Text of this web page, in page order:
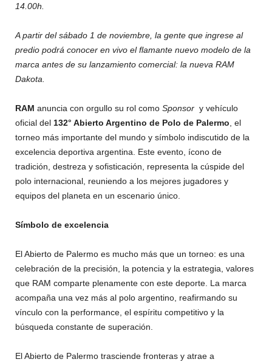
14.00h.
A partir del sábado 1 de noviembre, la gente que ingrese al
predio podrá conocer en vivo el flamante nuevo modelo de la
marca antes de su lanzamiento comercial: la nueva RAM
Dakota.
RAM anuncia con orgullo su rol como Sponsor y vehículo
oficial del 132° Abierto Argentino de Polo de Palermo , el
torneo más importante del mundo y símbolo indiscutido de la
excelencia deportiva argentina. Este evento, ícono de
tradición, destreza y sofisticación, representa la cúspide del
polo internacional, reuniendo a los mejores jugadores y
equipos del planeta en un escenario único.
Símbolo de excelencia
El Abierto de Palermo es mucho más que un torneo: es una
celebración de la precisión, la potencia y la estrategia, valores
que RAM comparte plenamente con este deporte. La marca
acompaña una vez más al polo argentino, reafirmando su
vínculo con la performance, el espíritu competitivo y la
búsqueda constante de superación.
El Abierto de Palermo trasciende fronteras y atrae a